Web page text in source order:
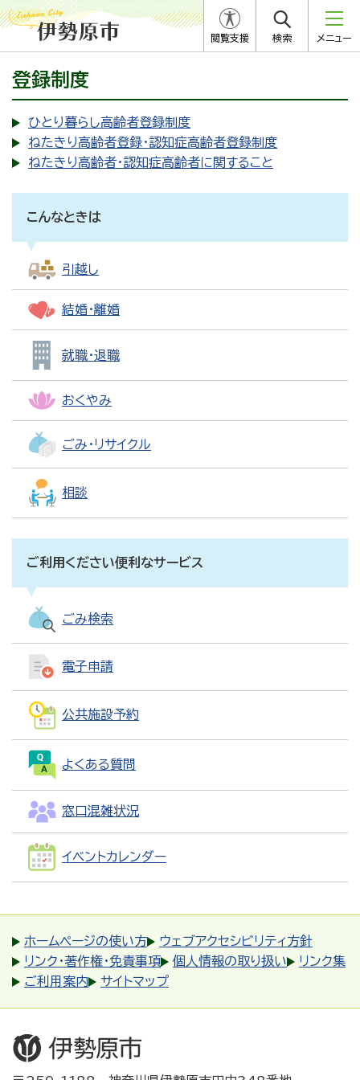
閲覧支援 検索 メニュー
登録制度
ひとり暮らし高齢者登録制度
ねたきり高齢者登録・認知症高齢者登録制度
ねたきり高齢者・認知症高齢者に関すること
こんなときは
引越し
結婚・離婚
就職・退職
おくやみ
ごみ・リサイクル
相談
ご利用ください便利なサービス
ごみ検索
電子申請
公共施設予約
よくある質問
窓口混雑状況
イベントカレンダー
ホームページの使い方
ウェブアクセシビリティ方針
リンク・著作権・免責事項
個人情報の取り扱い
リンク集
ご利用案内
サイトマップ